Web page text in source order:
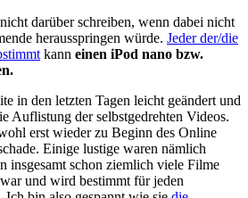
darüber schreiben, wenn dabei nicht
herausspringen würde. Jeder der/die
kann einen iPod nano bzw.
in den letzten Tagen leicht geändert und
Auflistung der selbstgedrehten Videos.
erst wieder zu Beginn des Online
Einige lustige waren nämlich
insgesamt schon ziemlich viele Filme
und wird bestimmt für jeden